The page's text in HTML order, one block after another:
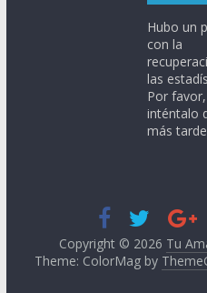
Hubo un
con la
las
Por favor,
inténtalo
más
Copyright © 2026 Tu
Theme: ColorMag by